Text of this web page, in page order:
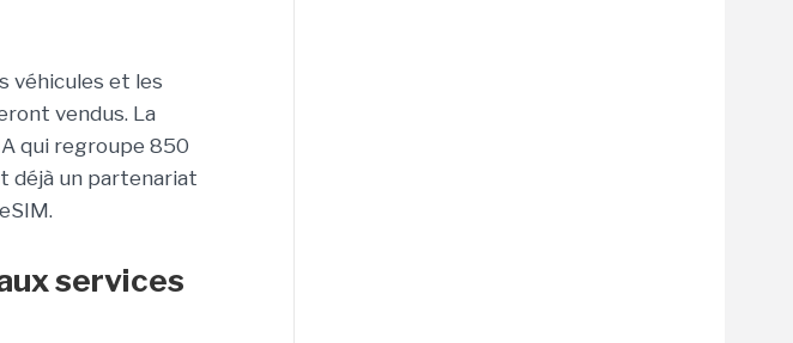
véhicules et les
vendus. La
qui regroupe 850
déjà un partenariat
services